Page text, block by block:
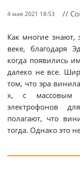
4 мая 2021 18:53 //
Как многие знают,
веке, благодаря
когда появились
далеко не все.
том, что эра
х, с массовым
электрофонов
полагают, что
тогда. Однако это